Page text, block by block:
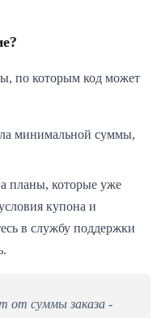
по которым код может
минимальной суммы,
планы, которые уже
купона и
в службу поддержки
от суммы заказа -